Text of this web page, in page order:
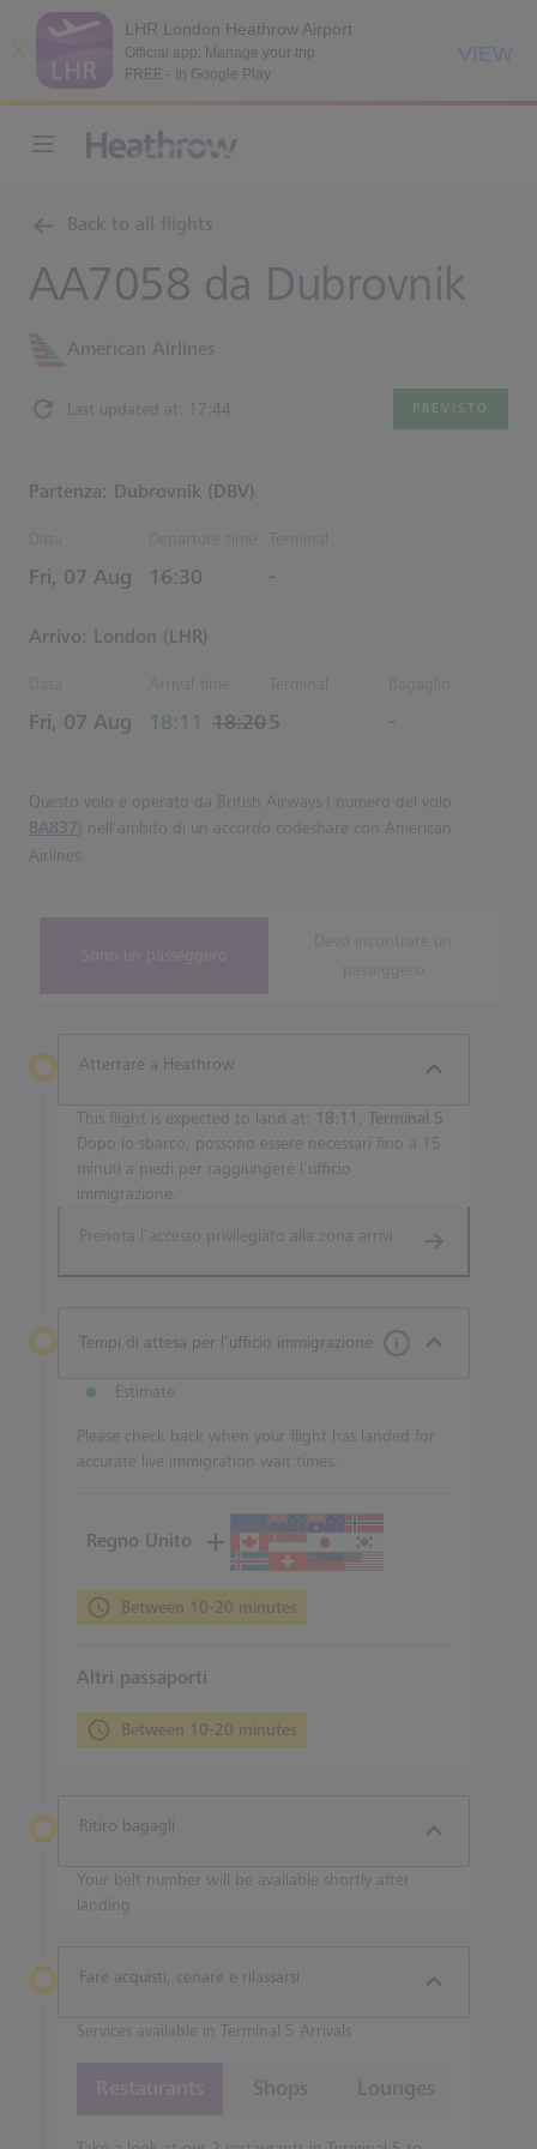
LHR London Heathrow Airport
Official app: Manage your trip
FREE - In Google Play
VIEW
Back to all flights
AA7058 da Dubrovnik
American Airlines
Last updated at: 17:44 PREVISTO
Partenza: Dubrovnik (DBV)
Fri, 07 Aug Estimated Tempo
16:30 -
Arrivo: London (LHR)
Fri, 07 Aug actual Tempo
18:11
Estimated Tempo
18:205 -
Questo volo è operato da British Airways ( numero del volo
BA837) nell’ambito di un accordo codeshare con American
Airlines.
Atterrare a Heathrow
This flight is expected to land at:
18:11, Terminal 5
Dopo lo sbarco, possono essere necessari fino a 15
minuti a piedi per raggiungere l’ufficio
immigrazione.
Prenota l’accesso privilegiato alla zona arrivi
Tempi di attesa per l’ufficio immigrazione
Estimate
Please check back when your flight has landed for
accurate live immigration wait times.
Regno Unito
Between 10-20 minutes
Altri passaporti
Between 10-20 minutes
Ritiro bagagli
Your belt number will be available shortly after
landing
Fare acquisti, cenare e rilassarsi
Services available in Terminal 5 Arrivals
Shops Lounges